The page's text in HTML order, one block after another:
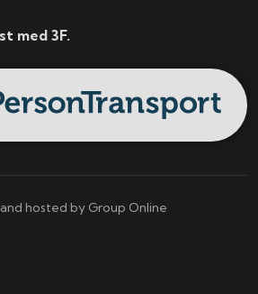
med 3F.
hosted by Group Online